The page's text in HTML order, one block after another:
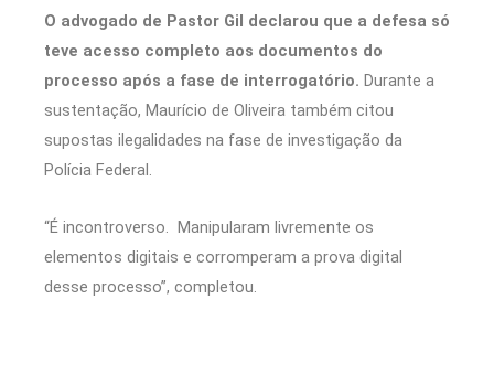
O advogado de Pastor Gil declarou que a defesa só
teve acesso completo aos documentos do
processo após a fase de interrogatório. Durante a
sustentação, Maurício de Oliveira também citou
supostas ilegalidades na fase de investigação da
Polícia Federal.
“É incontroverso. Manipularam livremente os
elementos digitais e corromperam a prova digital
desse processo”, completou.